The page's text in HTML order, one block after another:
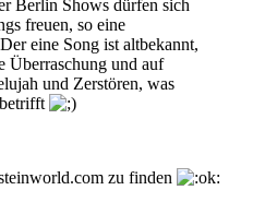
Berlin Shows dürfen sich
freuen, so eine
eine Song ist altbekannt,
Überraschung und auf
und Zerstören, was
zu finden